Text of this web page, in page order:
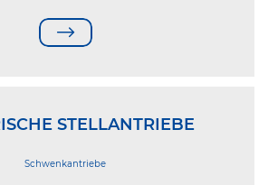
STELLANTRIEBE
Schwenkantriebe